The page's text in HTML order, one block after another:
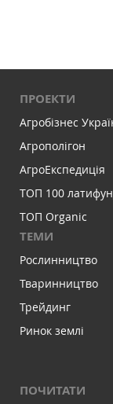
ПРОЕКТИ
Агробізнес
Агрополігон
АгроЕкспедиція
ТОП 100
ТОП Organic
ТЕМИ
Рослинництво
Тваринництво
Трейдинг
Ринок землі
ПОЧИТАТИ